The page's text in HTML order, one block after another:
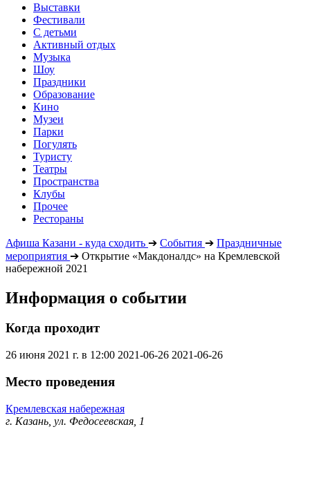
Выставки
Фестивали
С детьми
Активный отдых
Музыка
Шоу
Праздники
Образование
Кино
Музеи
Парки
Погулять
Туристу
Театры
Пространства
Клубы
Прочее
Рестораны
Афиша Казани - куда сходить ➔ События ➔ Праздничные
мероприятия ➔ Открытие «Макдоналдс» на Кремлевской
набережной 2021
Информация о событии
Когда проходит
26 июня 2021 г. в 12:00 2021-06-26 2021-06-26
Место проведения
Кремлевская набережная
г. Казань, ул. Федосеевская, 1